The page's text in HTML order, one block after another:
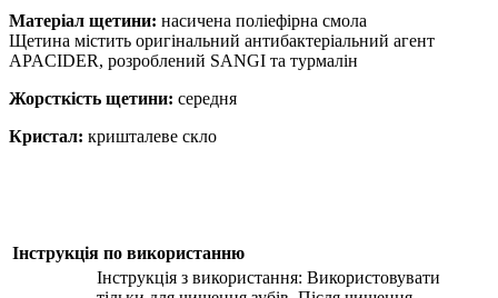
Матеріал щетини: насичена поліефірна смола
Щетина містить оригінальний антибактеріальний агент
APACIDER, розроблений SANGI та турмалін
Жорсткість щетини: середня
Кристал: кришталеве скло
Інструкція по використанню
Інструкція з використання: Bикористовувати